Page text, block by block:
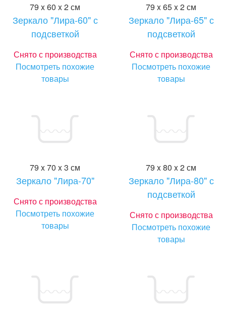
79 x 60 x 2 см
Зеркало "Лира-60" с
подсветкой
Снято с производства
Посмотреть похожие
товары
79 x 65 x 2 см
Зеркало "Лира-65" с
подсветкой
Снято с производства
Посмотреть похожие
товары
79 x 70 x 3 см
Зеркало "Лира-70"
Снято с производства
Посмотреть похожие
товары
79 x 80 x 2 см
Зеркало "Лира-80" с
подсветкой
Снято с производства
Посмотреть похожие
товары